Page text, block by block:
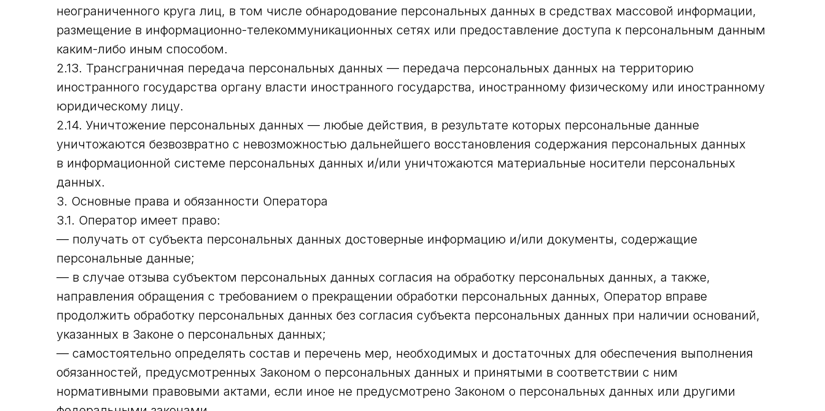
неограниченного круга лиц, в том числе обнародование персональных данных в средствах массовой информации,
размещение в информационно-телекоммуникационных сетях или предоставление доступа к персональным данным
каким-либо иным способом.
2.13. Трансграничная передача персональных данных — передача персональных данных на территорию
иностранного государства органу власти иностранного государства, иностранному физическому или иностранному
юридическому лицу.
2.14. Уничтожение персональных данных — любые действия, в результате которых персональные данные
уничтожаются безвозвратно с невозможностью дальнейшего восстановления содержания персональных данных
в информационной системе персональных данных и/или уничтожаются материальные носители персональных
данных.
3. Основные права и обязанности Оператора
3.1. Оператор имеет право:
— получать от субъекта персональных данных достоверные информацию и/или документы, содержащие
персональные данные;
— в случае отзыва субъектом персональных данных согласия на обработку персональных данных, а также,
направления обращения с требованием о прекращении обработки персональных данных, Оператор вправе
продолжить обработку персональных данных без согласия субъекта персональных данных при наличии оснований,
указанных в Законе о персональных данных;
— самостоятельно определять состав и перечень мер, необходимых и достаточных для обеспечения выполнения
обязанностей, предусмотренных Законом о персональных данных и принятыми в соответствии с ним
нормативными правовыми актами, если иное не предусмотрено Законом о персональных данных или другими